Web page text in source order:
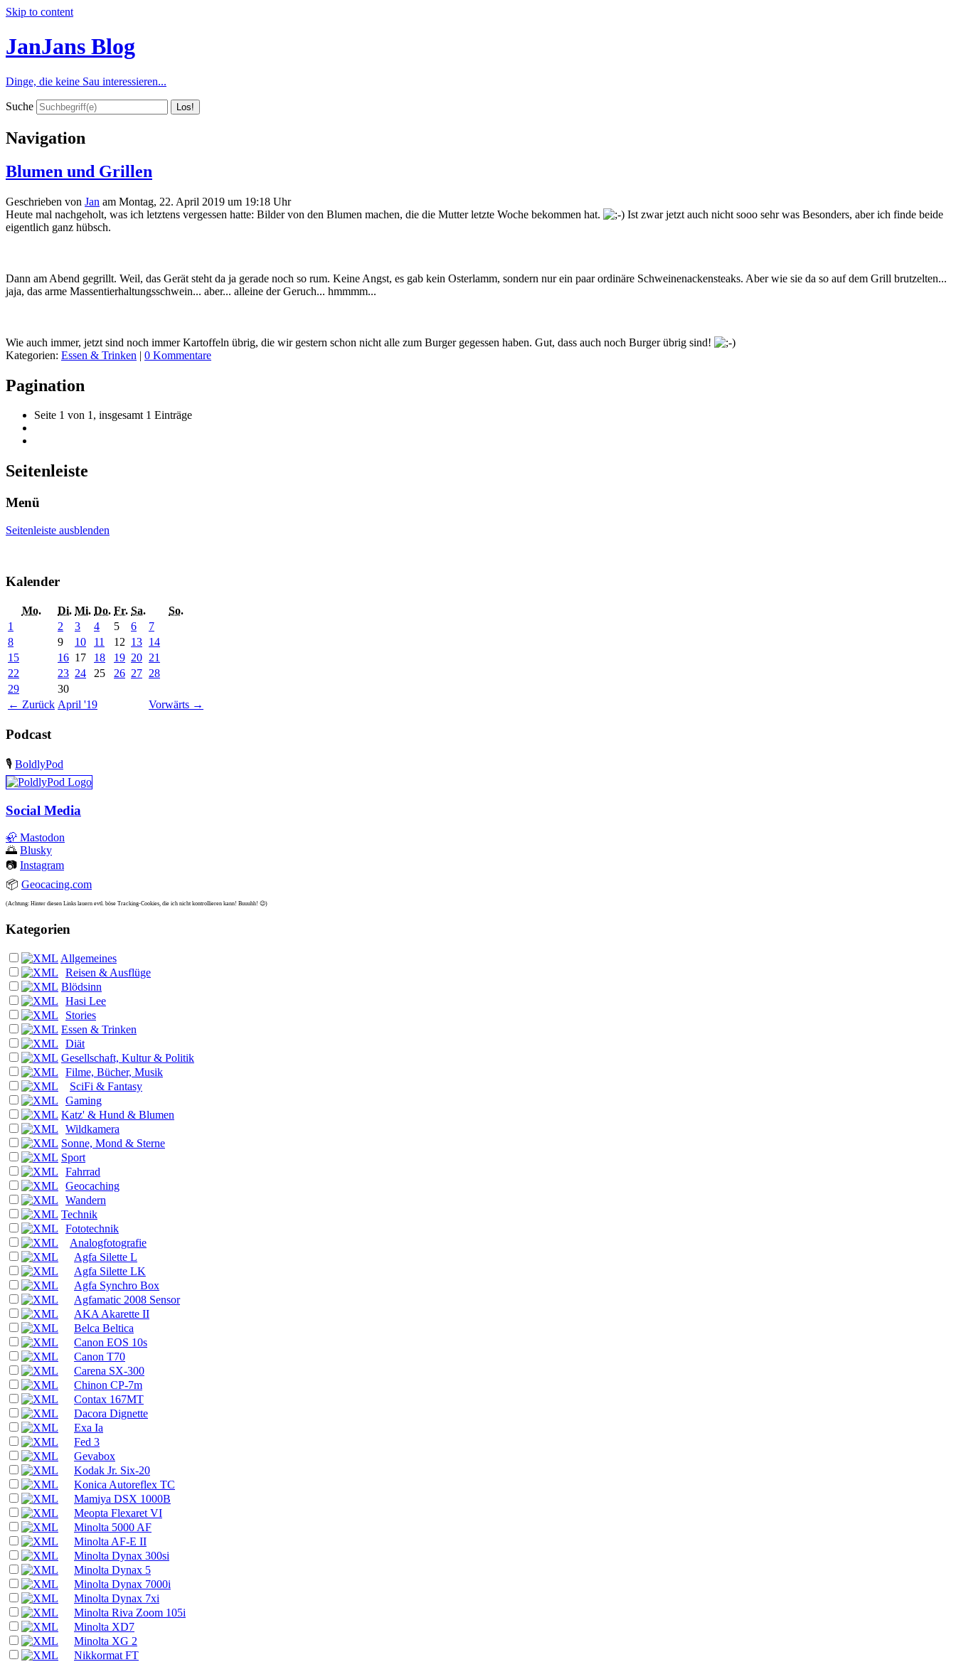
Skip to content
JanJans Blog
Dinge, die keine Sau interessieren...
Suche
Navigation
Blumen und Grillen
Geschrieben von Jan am Montag, 22. April 2019 um 19:18 Uhr
Heute mal nachgeholt, was ich letztens vergessen hatte: Bilder von den Blumen machen, die die Mutter letzte Woche bekommen hat.
Ist zwar jetzt auch nicht sooo sehr was Besonders, aber ich finde beide
eigentlich ganz hübsch.
Dann am Abend gegrillt. Weil, das Gerät steht da ja gerade noch so rum. Keine Angst, es gab kein Osterlamm, sondern nur ein paar ordinäre Schweinenackensteaks. Aber wie sie da so auf dem Grill brutzelten...
jaja, das arme Massentierhaltungsschwein... aber... alleine der Geruch... hmmmm...
Wie auch immer, jetzt sind noch immer Kartoffeln übrig, die wir gestern schon nicht alle zum Burger gegessen haben. Gut, dass auch noch Burger übrig sind!
Kategorien: Essen & Trinken | 0 Kommentare
Pagination
Seite 1 von 1, insgesamt 1 Einträge
Seitenleiste
Menü
Seitenleiste ausblenden
Kalender
Mo. Di. Mi. Do. Fr. Sa. So.
← Zurück April '19 Vorwärts →
1 2 3 4 5 6
7
8
9 10 11 12 13 14
15
16 17 18 19 20 21
22
23 24 25 26 27 28
29
30
Podcast
🎙️ BoldlyPod
Social Media
🦣 Mastodon
🌅 Blusky
📷 Instagram
📦 Geocacing.com
(Achtung: Hinter diesen Links lauern evtl. böse Tracking-Cookies, die ich nicht kontrollieren kann! Buuuhh! 😉)
Kategorien
Allgemeines
Reisen & Ausflüge
Blödsinn
Hasi Lee
Stories
Essen & Trinken
Diät
Gesellschaft, Kultur & Politik
Filme, Bücher, Musik
SciFi & Fantasy
Gaming
Katz' & Hund & Blumen
Wildkamera
Sonne, Mond & Sterne
Sport
Fahrrad
Geocaching
Wandern
Technik
Fototechnik
Analogfotografie
Agfa Silette L
Agfa Silette LK
Agfa Synchro Box
Agfamatic 2008 Sensor
AKA Akarette II
Belca Beltica
Canon EOS 10s
Canon T70
Carena SX-300
Chinon CP-7m
Contax 167MT
Dacora Dignette
Exa Ia
Fed 3
Gevabox
Kodak Jr. Six-20
Konica Autoreflex TC
Mamiya DSX 1000B
Meopta Flexaret VI
Minolta 5000 AF
Minolta AF-E II
Minolta Dynax 300si
Minolta Dynax 5
Minolta Dynax 7000i
Minolta Dynax 7xi
Minolta Riva Zoom 105i
Minolta XD7
Minolta XG 2
Nikkormat FT